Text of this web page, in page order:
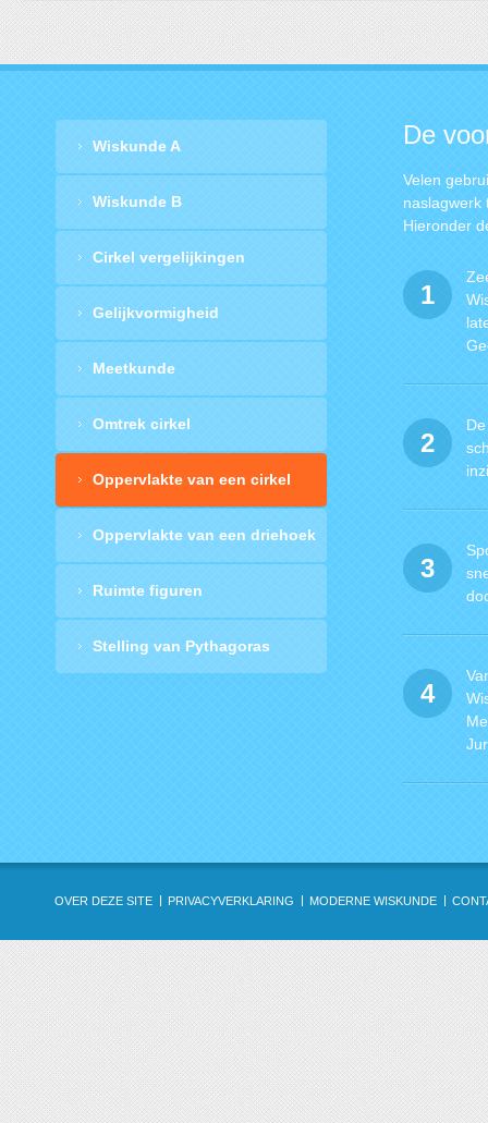
Wiskunde A
Wiskunde B
Cirkel vergelijkingen
Gelijkvormigheid
Meetkunde
Omtrek cirkel
Oppervlakte van een cirkel
Oppervlakte van een driehoek
Ruimte figuren
Stelling van Pythagoras
De
Velen
naslagwerk
Hieronder
1
2
3
4
OVER DEZE SITE PRIVACYVERKLARING MODERNE WISKUNDE